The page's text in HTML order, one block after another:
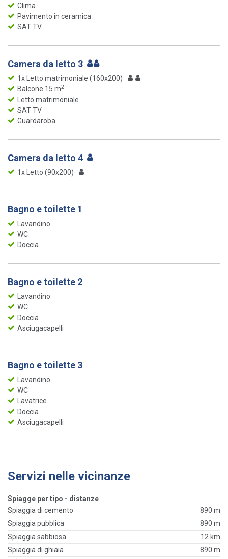
Clima
Pavimento in ceramica
SAT TV
Camera da letto 3
1x Letto matrimoniale (160x200)
Balcone 15 m2
Letto matrimoniale
SAT TV
Guardaroba
Camera da letto 4
1x Letto (90x200)
Bagno e toilette 1
Lavandino
WC
Doccia
Bagno e toilette 2
Lavandino
WC
Doccia
Asciugacapelli
Bagno e toilette 3
Lavandino
WC
Lavatrice
Doccia
Asciugacapelli
Servizi nelle vicinanze
Spiagge per tipo - distanze
Spiaggia di cemento
890 m
Spiaggia pubblica
890 m
Spiaggia sabbiosa
12 km
Spiaggia di ghiaia
890 m